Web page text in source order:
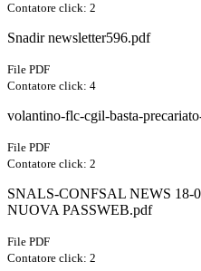
Contatore click: 2
Snadir newsletter596.pdf
File PDF
Contatore click: 4
volantino-flc-cgil-basta-
File PDF
Contatore click: 2
SNALS-CONFSAL NEWS 18-
NUOVA PASSWEB.pdf
File PDF
Contatore click: 2